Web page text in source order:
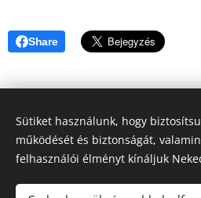
Share
Tel.: +36-30-
Adószám:
Copyright © 2021 Minden jog
Sütiket használunk, hogy
működését és biztonságát,
felhasználói élményt kínáljuk